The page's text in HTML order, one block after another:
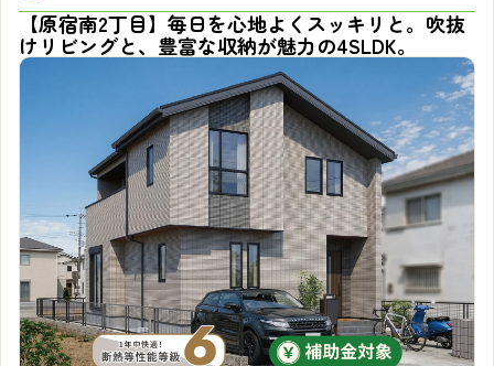
【原宿南2丁目】毎日を心地よくスッキリと。吹抜
けリビングと、豊富な収納が魅力の4SLDK。